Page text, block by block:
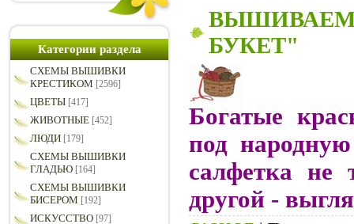
Категории раздела
СХЕМЫ ВЫШИВКИ
КРЕСТИКОМ [2596]
ЦВЕТЫ [417]
ЖИВОТНЫЕ [452]
ЛЮДИ [179]
CХЕМЫ ВЫШИВКИ
ГЛАДЬЮ [164]
СХЕМЫ ВЫШИВКИ
БИСЕРОМ [192]
ИСКУССТВО [97]
ВЫШИВАЕМ
БУКЕТ"
Богатые
под
салфетка не
другой -